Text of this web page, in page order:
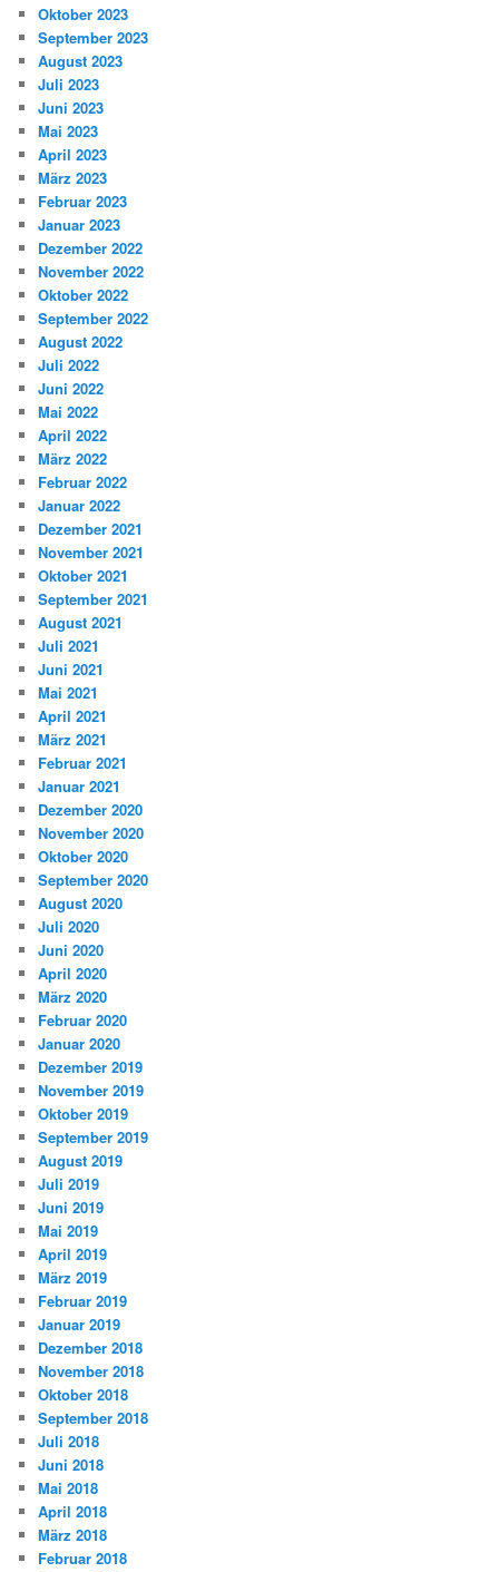
Oktober 2023
September 2023
August 2023
Juli 2023
Juni 2023
Mai 2023
April 2023
März 2023
Februar 2023
Januar 2023
Dezember 2022
November 2022
Oktober 2022
September 2022
August 2022
Juli 2022
Juni 2022
Mai 2022
April 2022
März 2022
Februar 2022
Januar 2022
Dezember 2021
November 2021
Oktober 2021
September 2021
August 2021
Juli 2021
Juni 2021
Mai 2021
April 2021
März 2021
Februar 2021
Januar 2021
Dezember 2020
November 2020
Oktober 2020
September 2020
August 2020
Juli 2020
Juni 2020
April 2020
März 2020
Februar 2020
Januar 2020
Dezember 2019
November 2019
Oktober 2019
September 2019
August 2019
Juli 2019
Juni 2019
Mai 2019
April 2019
März 2019
Februar 2019
Januar 2019
Dezember 2018
November 2018
Oktober 2018
September 2018
Juli 2018
Juni 2018
Mai 2018
April 2018
März 2018
Februar 2018